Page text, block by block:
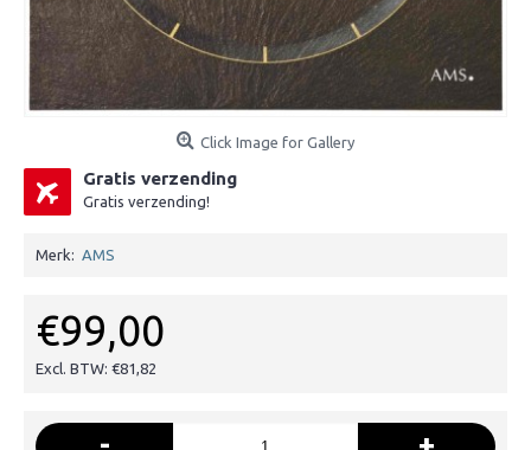
Click Image for Gallery
Gratis verzending
Gratis verzending!
Merk: AMS
€99,00
Excl. BTW: €81,82